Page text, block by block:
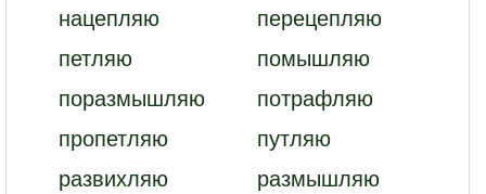
нацепляю
перецепляю
петляю
помышляю
поразмышляю
потрафляю
пропетляю
путляю
развихляю
размышляю